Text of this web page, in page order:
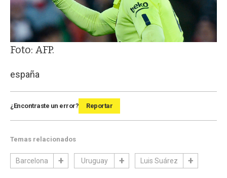
Foto: AFP.
españa
¿Encontraste un error? Reportar
Temas relacionados
Barcelona Uruguay Luis Suárez